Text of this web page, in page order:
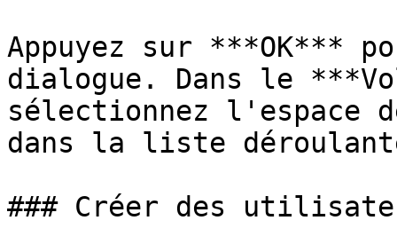
Appuyez sur ***OK***
dialogue. Dans le
sélectionnez l'espace
dans la liste
### Créer des